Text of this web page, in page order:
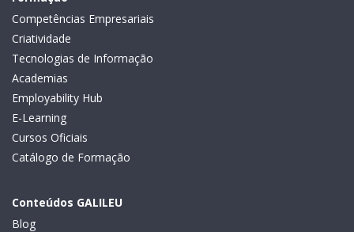
Competências Empresariais
Criatividade
Tecnologias de Informação
Academias
Employability Hub
E-Learning
Cursos Oficiais
Catálogo de Formação
Conteúdos GALILEU
Blog